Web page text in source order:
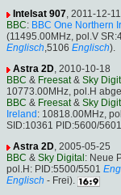
Intelsat 907, 2011-12-11
BBC: BBC One Northern
(11495.00MHz, pol.V
Englisch,5106 Englisch).
Astra 2D, 2010-10-18
BBC & Freesat& Sky
10773.00MHz, pol.H
BBC & Freesat& Sky
Ireland : 10818.00MHz,
SID:10361 PID:5600/5601
Astra 2D, 2005-05-25
BBC & Sky Digital : Neue
pol.H: PID:5500/5501
Englisch - Frei).